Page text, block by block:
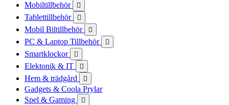
Mobiltillbehör

Tablettillbehör 
Mobil Biltillbehör 
PC & Laptop Tillbehör 
Smartklockor 
Elektonik & IT 
Hem & trädgård 
Gadgets & Coola Prylar
Spel & Gaming
